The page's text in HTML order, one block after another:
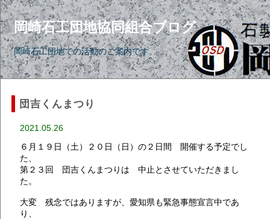
岡崎石工団地協同組合ブログ
岡崎石工団地での活動のご案内です。
団吉くんまつり
2021.05.26
６月１９日（土）２０日（日）の２日間 開催する予定でし
た、
第２３回 団吉くんまつりは 中止とさせていただきまし
た。
大変 残念ではありますが、愛知県も緊急事態宣言中であ
り、